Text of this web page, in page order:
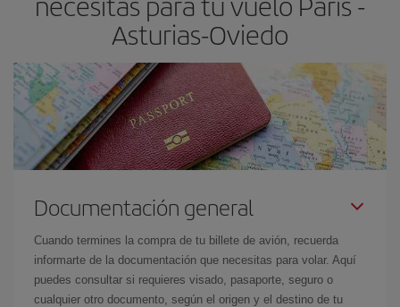
el precio más barato.
Asturias-Oviedo
Documentación general
Cuando termines la compra de tu billete de avión, recuerda
informarte de la documentación que necesitas para volar. Aquí
puedes consultar si requieres visado, pasaporte, seguro o
cualquier otro documento, según el origen y el destino de tu